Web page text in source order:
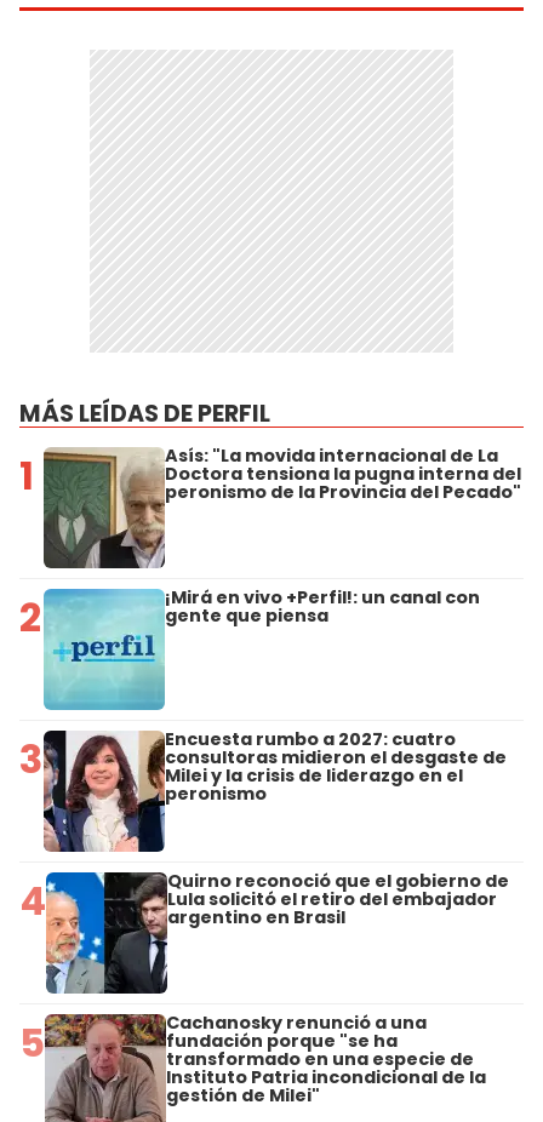
MÁS LEÍDAS DE PERFIL
1 Asís: "La movida internacional de La
Doctora tensiona la pugna interna del
peronismo de la Provincia del Pecado"
2 ¡Mirá en vivo +Perfil!: un canal con
gente que piensa
3 Encuesta rumbo a 2027: cuatro
consultoras midieron el desgaste de
Milei y la crisis de liderazgo en el
peronismo
4 Quirno reconoció que el gobierno de
Lula solicitó el retiro del embajador
argentino en Brasil
5 Cachanosky renunció a una
fundación porque "se ha
transformado en una especie de
Instituto Patria incondicional de la
gestión de Milei"